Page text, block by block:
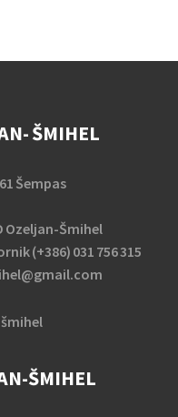
ŠMIHEL
Šempas
Ozeljan-Šmihel
(+386) 031 756 315
ŠMIHEL